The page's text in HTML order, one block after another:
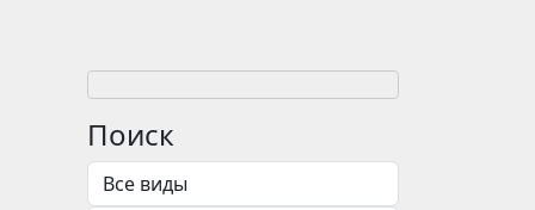
Поиск